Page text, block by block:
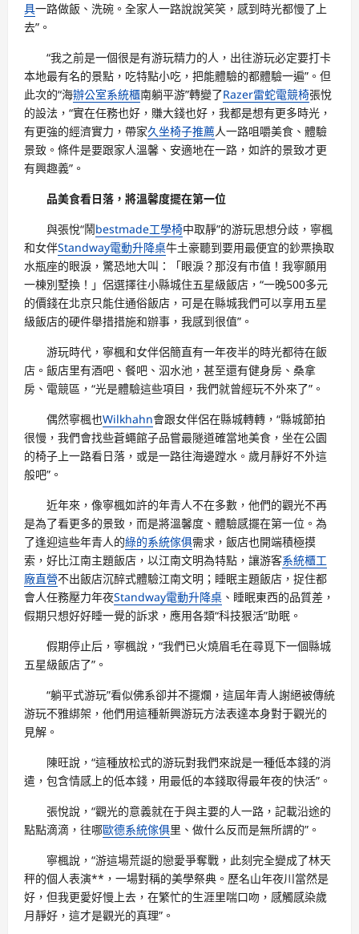
具一路做飯、洗碗。全家人一路說說笑笑，感到時光都慢了上
去”。
“我之前是一個很是有游玩精力的人，出往游玩必定要打卡
本地最有名的景點，吃特點小吃，把能體驗的都體驗一遍”。但
此次的“海辦公室系統櫃南躺平游”轉變了Razer雷蛇電競椅張悅
的設法，“實在任務也好，賺大錢也好，我都是想有更多時光，
有更強的經濟實力，帶家久坐椅子推薦人一路咀嚼美食、體驗
景致。條件是要跟家人溫馨、安適地在一路，如許的景致才更
有興趣義”。
品美食看日落，將溫馨度擺在第一位
與張悅“鬧bestmade工學椅中取靜”的游玩思想分歧，寧楓
和女伴Standway電動升降桌牛土豪聽到要用最便宜的鈔票換取
水瓶座的眼淚，驚恐地大叫：「眼淚？那沒有市值！我寧願用
一棟別墅換！」侶選擇往小縣城住五星級飯店，“一晚500多元
的價錢在北京只能住通俗飯店，可是在縣城我們可以享用五星
級飯店的硬件舉措措施和辦事，我感到很值”。
游玩時代，寧楓和女伴侶簡直有一年夜半的時光都待在飯
店。飯店里有酒吧、餐吧、泅水池，甚至還有健身房、桑拿
房、電競區，“光是體驗這些項目，我們就曾經玩不外來了”。
偶然寧楓也Wilkhahn會跟女伴侶在縣城轉轉，“縣城節拍
很慢，我們會找些蒼蠅館子品嘗最隧道確當地美食，坐在公園
的椅子上一路看日落，或是一路往海邊蹚水。歲月靜好不外這
般吧”。
近年來，像寧楓如許的年青人不在多數，他們的觀光不再
是為了看更多的景致，而是將溫馨度、體驗感擺在第一位。為
了逢迎這些年青人的綠的系統傢俱需求，飯店也開端積極摸
索，好比江南主題飯店，以江南文明為特點，讓游客系統櫃工
廠直營不出飯店沉醉式體驗江南文明；睡眠主題飯店，捉住都
會人任務壓力年夜Standway電動升降桌 、睡眠東西的品質差，
假期只想好好睡一覺的訴求，應用各類“科技狠活”助眠。
假期停止后，寧楓說，“我們已火燒眉毛在尋覓下一個縣城
五星級飯店了”。
“躺平式游玩”看似佛系卻并不擺爛，這屆年青人謝絕被傳統
游玩不雅綁架，他們用這種新興游玩方法表達本身對于觀光的
見解。
陳旺說，“這種放松式的游玩對我們來說是一種低本錢的消
遣，包含情感上的低本錢，用最低的本錢取得最年夜的快活”。
張悅說，“觀光的意義就在于與主要的人一路，記載沿途的
點點滴滴，往哪歐德系統傢俱里、做什么反而是無所謂的”。
寧楓說，“游這場荒誕的戀愛爭奪戰，此刻完全變成了林天
秤的個人表演**，一場對稱的美學祭典。歷名山年夜川當然是
好，但我更愛好慢上去，在繁忙的生涯里喘口吻，感觸感染歲
月靜好，這才是觀光的真理”。